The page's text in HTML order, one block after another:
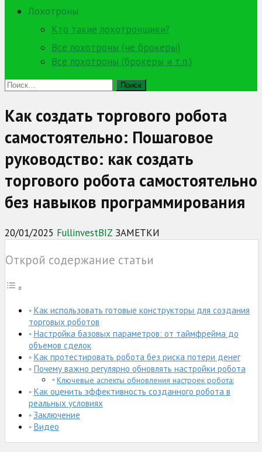
Лохотроны
Кто такие лохотронщики?
Все лохотроны (не брокеры)
Все лохотроны (брокеры и т.п.)
Найти:
Как создать торгового робота
самостоятельно: Пошаговое
руководство: как создать
торгового робота самостоятельно
без навыков программирования
20/01/2025 FullinvestBIZ ЗАМЕТКИ
Открой содержание статьи
Как использовать готовые конструкторы для создания
торговых роботов
Настройка базовых параметров: от таймфрейма до
объемов сделок
Как протестировать робота без риска потери денег
Почему важно регулярно обновлять настройки робота
Ключевые аспекты обновления настроек робота:
Как оценить эффективность созданного робота в
реальных условиях
Заключение
Видео